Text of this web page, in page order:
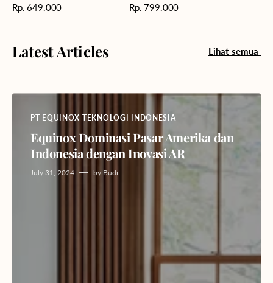
Harga
Rp. 649.000
Harga
Rp. 799.000
Latest Articles Lihat semua
PT EQUINOX TEKNOLOGI INDONESIA
Equinox Dominasi Pasar Amerika dan
Indonesia dengan Inovasi AR
July 31, 2024 by Budi